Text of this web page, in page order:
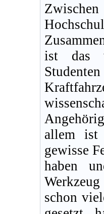
ist das
allem ist
gewisse
haben
schon